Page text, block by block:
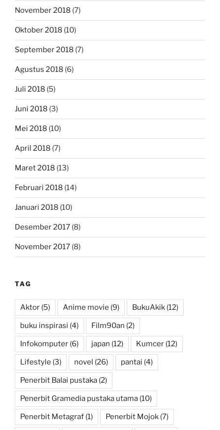
November 2018 (7)
Oktober 2018 (10)
September 2018 (7)
Agustus 2018 (6)
Juli 2018 (5)
Juni 2018 (3)
Mei 2018 (10)
April 2018 (7)
Maret 2018 (13)
Februari 2018 (14)
Januari 2018 (10)
Desember 2017 (8)
November 2017 (8)
TAG
Aktor (5) Anime movie (9) BukuAkik (12)
buku inspirasi (4) Film90an (2)
Infokomputer (6) japan (12) Kumcer (12)
Lifestyle (3) novel (26) pantai (4)
Penerbit Balai pustaka (2)
Penerbit Gramedia pustaka utama (10)
Penerbit Metagraf (1) Penerbit Mojok (7)